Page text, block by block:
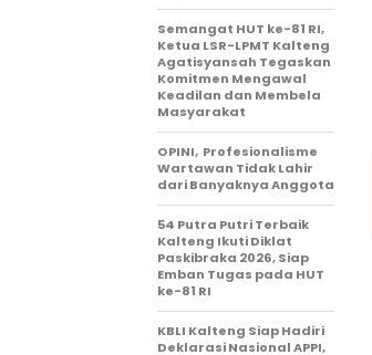
Semangat HUT ke-81 RI,
Ketua LSR-LPMT Kalteng
Agatisyansah Tegaskan
Komitmen Mengawal
Keadilan dan Membela
Masyarakat
OPINI, Profesionalisme
Wartawan Tidak Lahir
dari Banyaknya Anggota
54 Putra Putri Terbaik
Kalteng Ikuti Diklat
Paskibraka 2026, Siap
Emban Tugas pada HUT
ke-81 RI
KBLI Kalteng Siap Hadiri
Deklarasi Nasional APPI,